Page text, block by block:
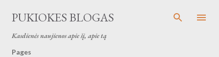
Skip to main content
PUKIOKES BLOGAS
Kasdienės naujienos apie šį, apie tą
Pages